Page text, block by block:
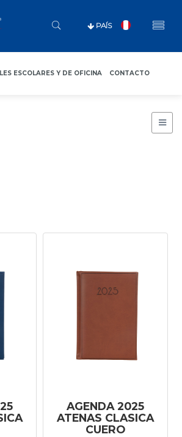
PAÍS
ESCOLARES Y DE OFICINA CONTACTO
AGENDA 2025
ATENAS CLASICA
CUERO